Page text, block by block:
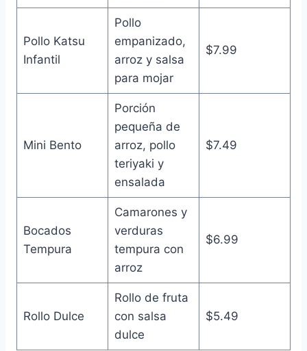
Pollo Katsu
Infantil
Pollo
empanizado,
arroz y salsa
para mojar
$7.99
Mini Bento
Porción
pequeña de
arroz, pollo
teriyaki y
ensalada
$7.49
Bocados
Tempura
Camarones y
verduras
tempura con
arroz
$6.99
Rollo Dulce
Rollo de fruta
con salsa
dulce
$5.49